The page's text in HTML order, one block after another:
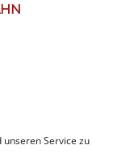
Service zu